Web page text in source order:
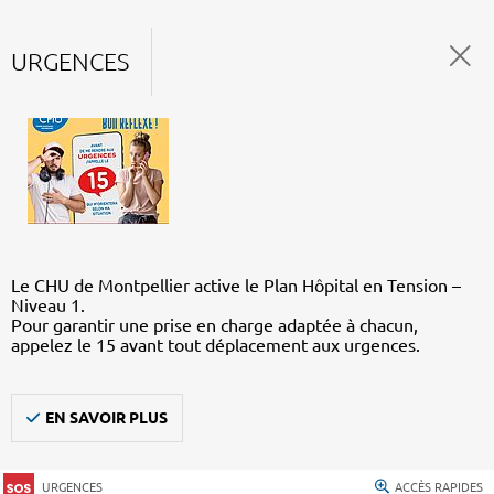
URGENCES
Le CHU de Montpellier active le Plan Hôpital en Tension –
Niveau 1.
Pour garantir une prise en charge adaptée à chacun,
appelez le 15 avant tout déplacement aux urgences.
EN SAVOIR PLUS
URGENCES ACCÈS RAPIDES